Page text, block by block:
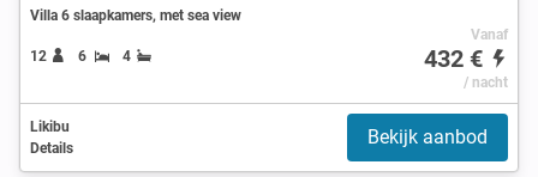
Villa 6 slaapkamers, met sea view
12 6 4
Vanaf
432 €
/ nacht
Likibu
Details
Bekijk aanbod